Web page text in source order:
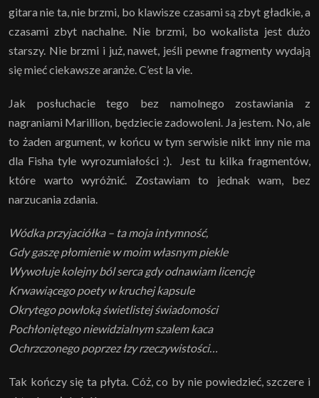
gitara nie ta, nie brzmi, bo klawisze czasami są zbyt gładkie, a
czasami zbyt nachalne. Nie brzmi, bo wokalista jest dużo
starszy. Nie brzmi i już, nawet, jeśli pewne fragmenty wydają
się mieć ciekawsze aranże. C’est la vie.
Jak posłuchacie tego bez namolnego zostawiania z
nagraniami Marillion, będziecie zadowoleni. Ja jestem. No, ale
to żaden argument, w końcu w tym serwisie nikt inny nie ma
dla Fisha tyle wyrozumiałości :). Jest tu kilka fragmentów,
które warto wyróżnić. Zostawiam to jednak wam, bez
narzucania zdania.
Wódka przyjaciółka – ta moja intymność,
Gdy gaszę płomienie w moim własnym piekle
Wywołuje kolejny ból serca gdy odnawiam licencję
Krwawiącego poety w kruchej kapsule
Okrytego powłoką świetlistej świadomości
Pochłoniętego niewidzialnym szalem kaca
Ochrzczonego poprzez łzy rzeczywistości…
Tak kończy się ta płyta. Cóż, co by nie powiedzieć, szczere i